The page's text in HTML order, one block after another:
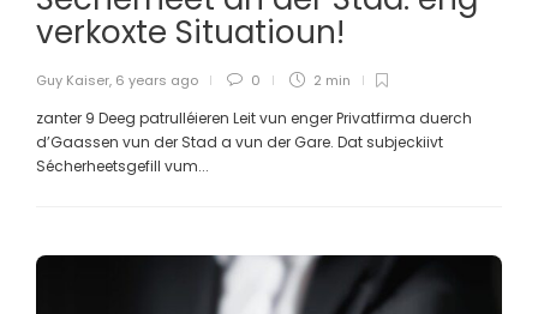
verkoxte Situatioun!
Guy Kaiser, 6 years ago 0 2 min
zanter 9 Deeg patrulléieren Leit vun enger Privatfirma duerch
d’Gaassen vun der Stad a vun der Gare. Dat subjeckiivt
Sécherheetsgefill vum...